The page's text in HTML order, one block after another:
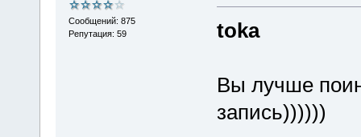
Сообщений: 875
Репутация: 59
toka
Вы лучше
запись))))))